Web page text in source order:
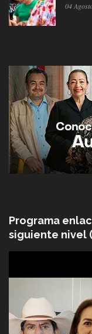
04
Programa
siguiente nivel